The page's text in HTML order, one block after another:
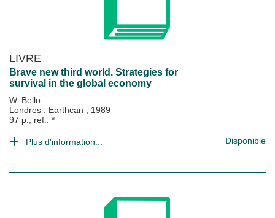
LIVRE
Brave new third world. Strategies for
survival in the global economy
W. Bello
Londres : Earthcan ; 1989
97 p., ref.: *
Plus d'information... Disponible